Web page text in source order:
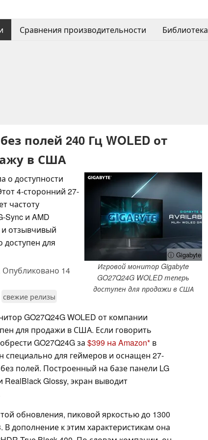
Сравнения производительности Библиотека
полей 240 Гц WOLED от
в США
ⓘ Gigabyte
Игровой монитор Gigabyte
GO27Q24G WOLED теперь
доступен для продажи в США
о доступности
4-сторонний 27-
частоту
Sync и AMD
и отзывчивый
для
Опубликовано 14
свежие релизы
GO27Q24G WOLED от компании
для продажи в США. Если говорить
GO27Q24G за $399 на Amazon в
для геймеров и оснащен 27-
полей. Построенный на базе панели LG
Glossy, экран выводит
обновления, пиковой яркостью до 1300
В дополнение к этим характеристикам она